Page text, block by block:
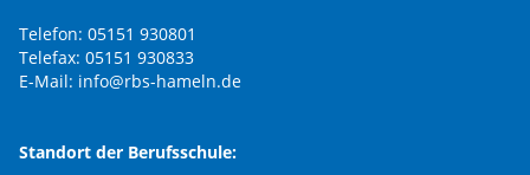
Telefon: 05151 930801
Telefax: 05151 930833
E-Mail: info@rbs-hameln.de
Standort der Berufsschule: